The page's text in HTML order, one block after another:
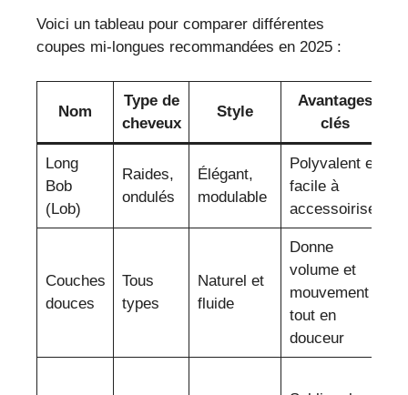
Voici un tableau pour comparer différentes
coupes mi-longues recommandées en 2025 :
Nom
Type de
cheveux
Style
Avantages
clés
Long
Bob
(Lob)
Raides,
ondulés
Élégant,
modulable
Polyvalent et
facile à
accessoiriser
Couches
douces
Tous
types
Naturel et
fluide
Donne
volume et
mouvement
tout en
douceur